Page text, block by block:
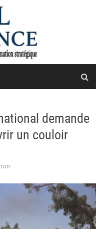
demande
un couloir